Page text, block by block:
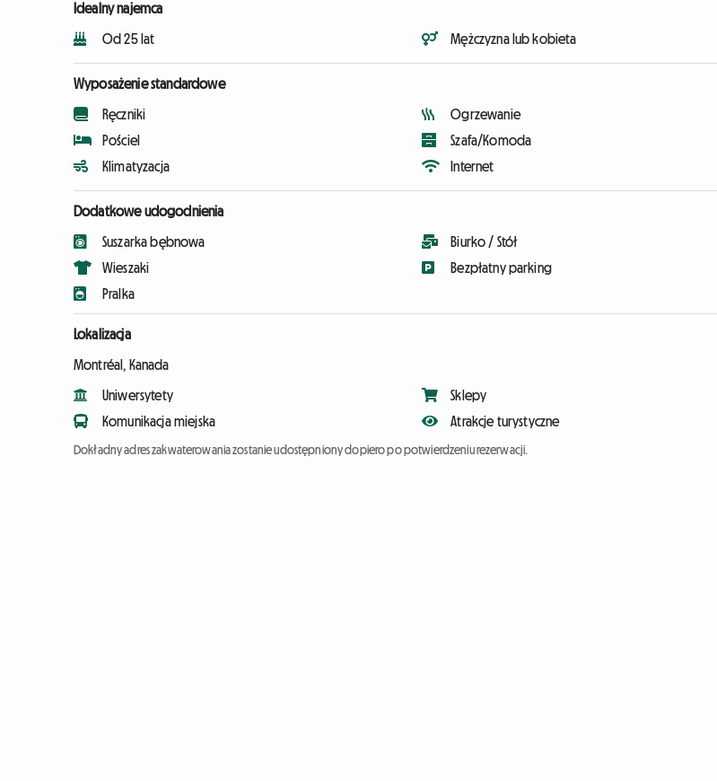
Idealny najemca
Od 25 lat Mężczyzna lub kobieta
Wyposażenie standardowe
Ręczniki
Pościel
Klimatyzacja
Ogrzewanie
Szafa/Komoda
Internet
Dodatkowe udogodnienia
Suszarka bębnowa
Wieszaki
Pralka
Biurko / Stół
Bezpłatny parking
Lokalizacja
Montréal, Kanada
Uniwersytety
Komunikacja miejska
Sklepy
Atrakcje turystyczne
Dokładny adres zakwaterowania zostanie udostępniony dopiero po potwierdzeniu rezerwacji.